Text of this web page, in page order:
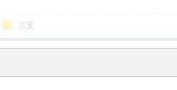
回复